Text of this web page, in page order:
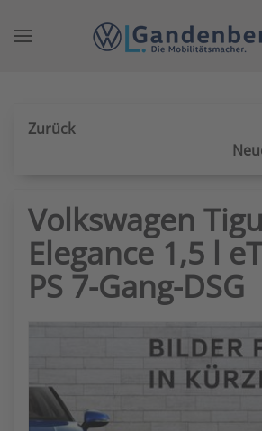
Zurück
Volkswagen
Elegance 1,5 l
PS 7-Gang-DSG